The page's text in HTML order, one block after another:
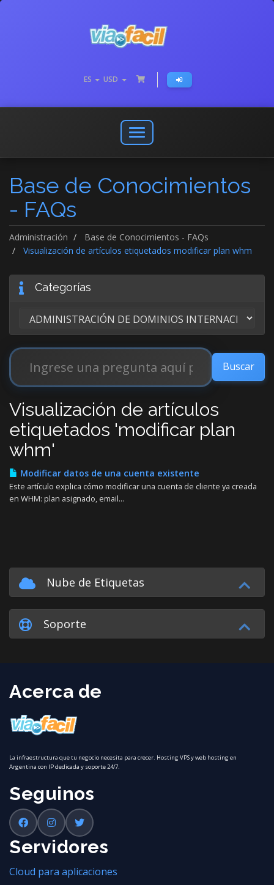
ES USD
Abrir
o
menú
de
Base de Conocimientos
- FAQs
Administración
Base de Conocimientos - FAQs
Visualización de artículos etiquetados modificar plan whm
Categorías
Visualización de artículos
etiquetados 'modificar plan
whm'
Modificar datos de una cuenta existente
Este artículo explica cómo modificar una cuenta de cliente ya creada
en WHM: plan asignado, email...
Nube de Etiquetas
Soporte
Acerca de
La infraestructura que tu negocio necesita para crecer. Hosting VPS y web hosting en
Argentina con IP dedicada y soporte 24/7.
Seguinos
Servidores
Cloud para aplicaciones